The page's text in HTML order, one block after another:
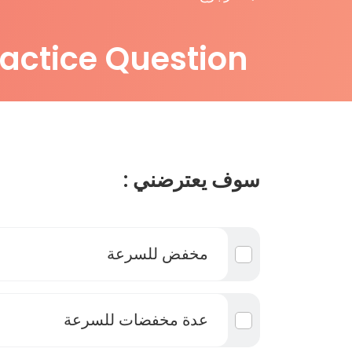
Question
سوف يعترضني :
مخفض للسرعة
عدة مخفضات للسرعة